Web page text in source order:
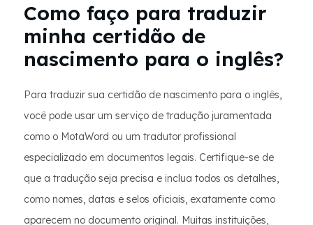
Como faço para traduzir
minha certidão de
nascimento para o inglês?
Para traduzir sua certidão de nascimento para o inglês,
você pode usar um serviço de tradução juramentada
como o MotaWord ou um tradutor profissional
especializado em documentos legais. Certifique-se de
que a tradução seja precisa e inclua todos os detalhes,
como nomes, datas e selos oficiais, exatamente como
aparecem no documento original. Muitas instituições,